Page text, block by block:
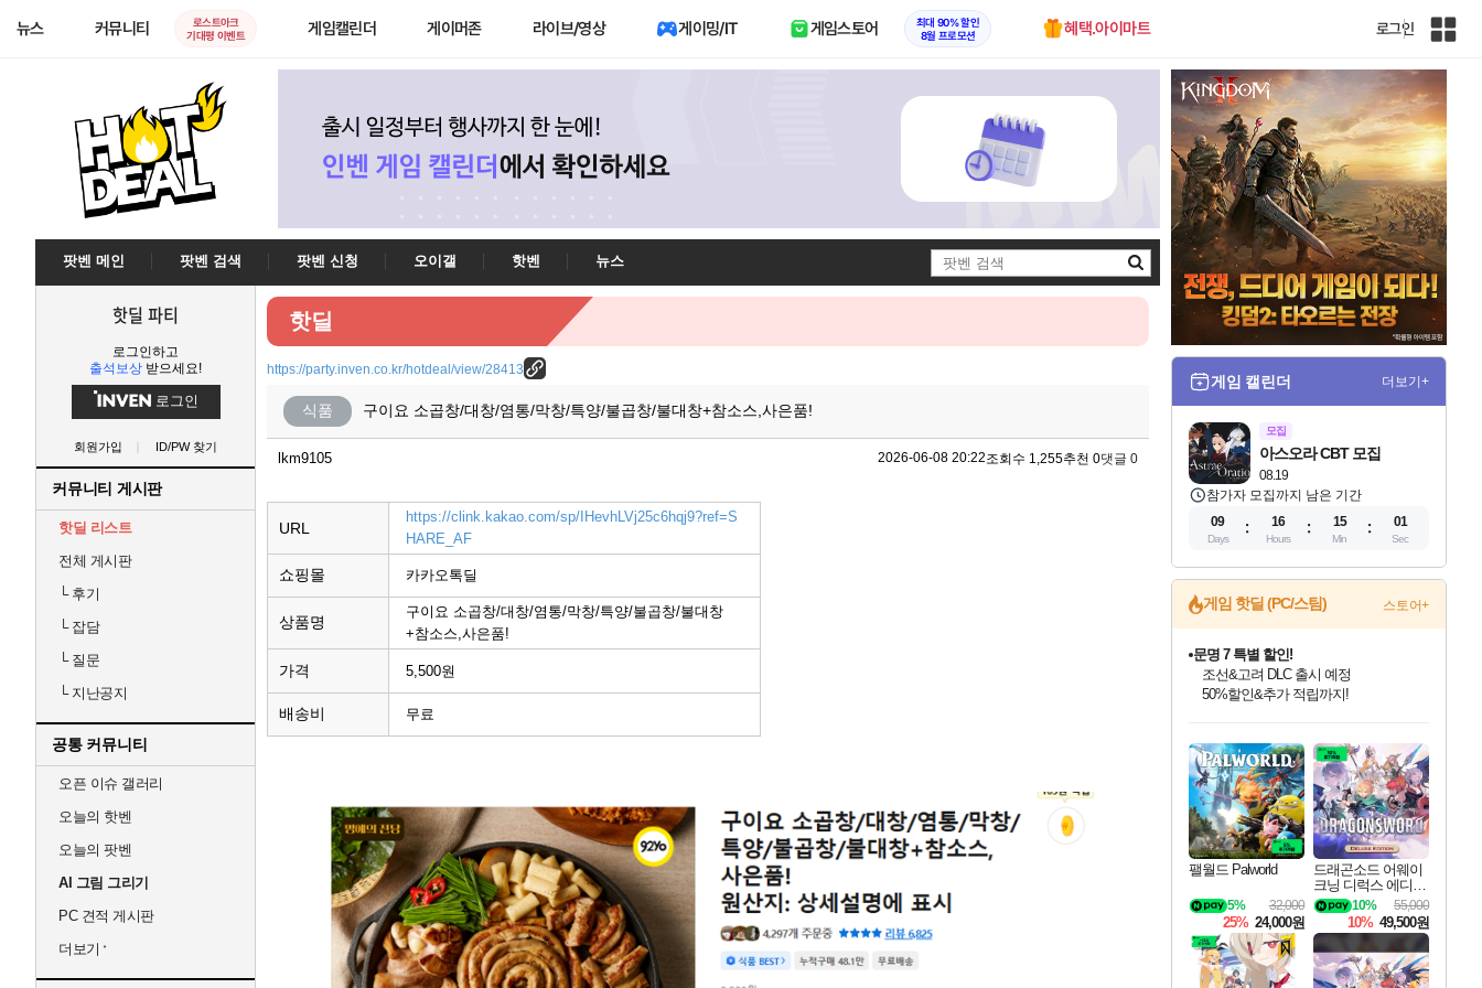
뉴스 커뮤니티
로스트아크
기대평 이벤트
게임캘린더 게이머존 라이브/영상 게이밍/IT 게임스토어
최대 90% 할인
8월 프로모션
혜택.아이마트 로그인
인
사
이
트
맵
팟벤 메인 팟벤 검색 팟벤 신청 오이갤 핫벤
뉴스
검
색
핫딜 파티
로그인하고
출석보상 받으세요!
로그인
회원가입 ID/PW 찾기
커뮤니티 게시판
핫딜 리스트
전체 게시판
└후기
└잡담
└질문
└지난공지
공통 커뮤니티
오픈 이슈 갤러리
오늘의 핫벤
오늘의 팟벤
AI 그림 그리기
PC 견적 게시판
더보기
핫딜
https://party.inven.co.kr/hotdeal/view/28413
식품 구이요 소곱창/대창/염통/막창/특양/불곱창/불대창+참소스,사은품!
lkm9105 2026-06-08 20:22조회수 1,255추천 0댓글 0
URL
https://clink.kakao.com/sp/IHevhLVj25c6hqj9?ref=S
HARE_AF
쇼핑몰 카카오톡딜
상품명
구이요 소곱창/대창/염통/막창/특양/불곱창/불대창
+참소스,사은품!
가격 5,500원
배송비 무료
게임 캘린더 더보기+
모집
08.19
아스오라 CBT 모집
참가자 모집까지 남은 기간
09
Days
16
Hours
15
Min
00
Sec
게임 핫딜 (PC/스팀) 스토어+
최대 90% 할인가를 만나보세요!
네이버혜택과 함께 만나보세요!
문명 7 특별 할인!
조선&고려 DLC 출시 예정
50%할인&추가 적립까지!
네이버 포인트 혜택까지!
이니&베니 혜택까지!
네이버 혜택가와 함께 예약하세요!
할인&네이버혜택으로 만나보세요!
네이버페이 혜택과 만나보세요!
40주년 프로모션으로 만나보세요!
할인가에 만나보세요!
일부 에디션 상시 할인!
혜택으로 예약 판매 중
편안하게 충전하세요
팰월드 Palworld
32,000
5%
25% 24,000원
드래곤소드 어웨이
크닝 디럭스 에디션
DragonSword Awake
ning Deluxe Edition
55,000
10%
10% 49,500원